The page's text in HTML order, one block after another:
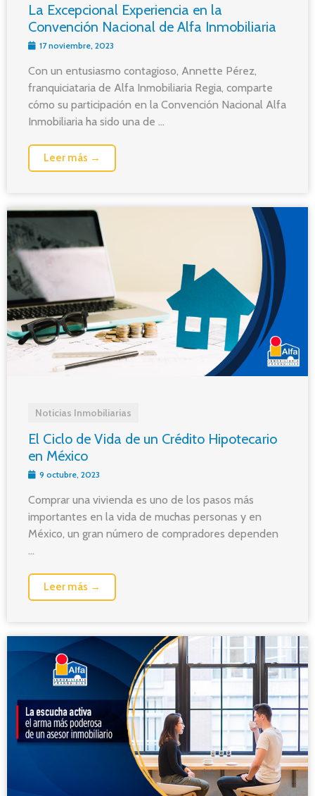
La Excepcional Experiencia en la
Convención Nacional de Alfa Inmobiliaria
17 noviembre, 2023
Con un entusiasmo contagioso, Annette Pérez,
franquiciataria de Alfa Inmobiliaria Regia, comparte
cómo su participación en la Convención Nacional Alfa
Inmobiliaria ha sido una de ...
Leer más →
Noticias Inmobiliarias
El Ciclo de Vida de un Crédito Hipotecario
en México
9 octubre, 2023
Comprar una vivienda es uno de los pasos más
importantes en la vida de muchas personas y en
México, un gran número de compradores dependen
...
Leer más →